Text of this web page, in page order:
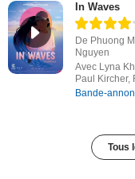
In Waves
De Phuong
Nguyen
Avec Lyna
Paul Kircher,
Bande-
Tous